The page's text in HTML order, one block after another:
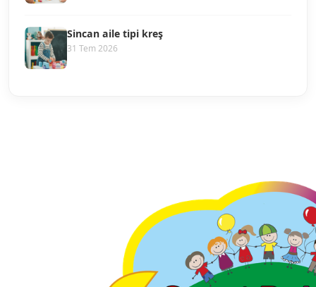
Sincan aile tipi kreş
31 Tem 2026